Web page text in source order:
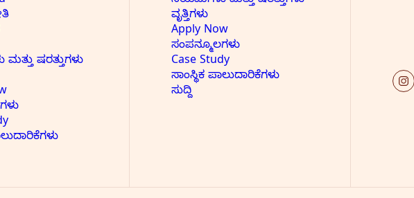
ಷರತ್ತುಗಳು
ವೃತ್ತಿಗಳು
Apply Now
ಸಂಪನ್ಮೂಲಗಳು
Case Study
ಸಾಂಸ್ಥಿಕ ಪಾಲುದಾರಿಕೆಗಳು
ಸುದ್ದಿ